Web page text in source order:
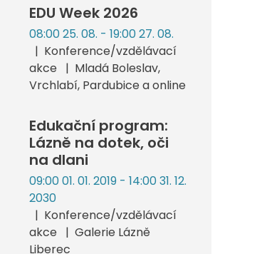
EDU Week 2026
08:00 25. 08. - 19:00 27. 08.
Konference/vzdělávací
akce
Mladá Boleslav,
Vrchlabí, Pardubice a online
Edukační program:
Lázně na dotek, oči
na dlani
09:00 01. 01. 2019 - 14:00 31. 12.
2030
Konference/vzdělávací
akce
Galerie Lázně
Liberec